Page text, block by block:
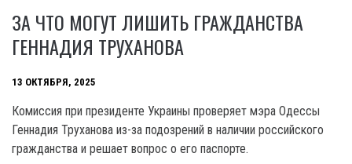
ЗА ЧТО МОГУТ ЛИШИТЬ ГРАЖДАНСТВА
ГЕННАДИЯ ТРУХАНОВА
13 ОКТЯБРЯ, 2025
Комиссия при президенте Украины проверяет мэра Одессы
Геннадия Труханова из-за подозрений в наличии российского
гражданства и решает вопрос о его паспорте.